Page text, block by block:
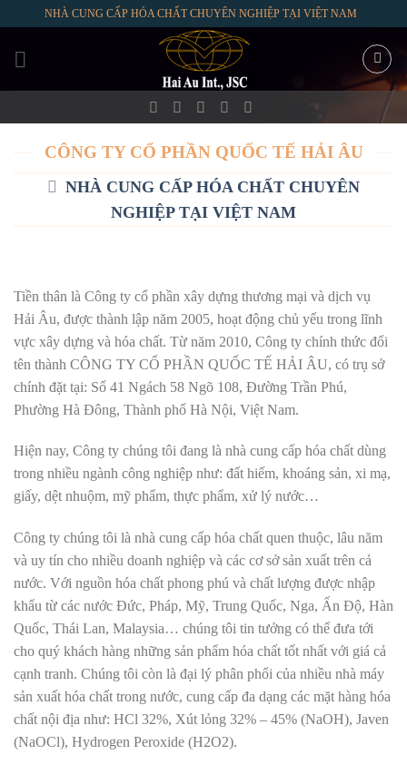
content
NHÀ CUNG CẤP HÓA CHẤT CHUYÊN NGHIỆP TẠI VIỆT NAM
CÔNG TY CỔ PHẦN QUỐC TẾ HẢI ÂU
NHÀ CUNG CẤP HÓA CHẤT CHUYÊN
NGHIỆP TẠI VIỆT NAM
Tiền thân là Công ty cổ phần xây dựng thương mại và dịch vụ
Hải Âu, được thành lập năm 2005, hoạt động chủ yếu trong lĩnh
vực xây dựng và hóa chất. Từ năm 2010, Công ty chính thức đổi
tên thành CÔNG TY CỔ PHẦN QUỐC TẾ HẢI ÂU, có trụ sở
chính đặt tại: Số 41 Ngách 58 Ngõ 108, Đường Trần Phú,
Phường Hà Đông, Thành phố Hà Nội, Việt Nam.
Hiện nay, Công ty chúng tôi đang là nhà cung cấp hóa chất dùng
trong nhiều ngành công nghiệp như: đất hiếm, khoáng sản, xi mạ,
giấy, dệt nhuộm, mỹ phẩm, thực phẩm, xử lý nước…
Công ty chúng tôi là nhà cung cấp hóa chất quen thuộc, lâu năm
và uy tín cho nhiều doanh nghiệp và các cơ sở sản xuất trên cả
nước. Với nguồn hóa chất phong phú và chất lượng được nhập
khẩu từ các nước Đức, Pháp, Mỹ, Trung Quốc, Nga, Ấn Độ, Hàn
Quốc, Thái Lan, Malaysia… chúng tôi tin tưởng có thể đưa tới
cho quý khách hàng những sản phẩm hóa chất tốt nhất với giá cả
cạnh tranh. Chúng tôi còn là đại lý phân phối của nhiều nhà máy
sản xuất hóa chất trong nước, cung cấp đa dạng các mặt hàng hóa
chất nội địa như: HCl 32%, Xút lỏng 32% – 45% (NaOH), Javen
(NaOCl), Hydrogen Peroxide (H2O2).